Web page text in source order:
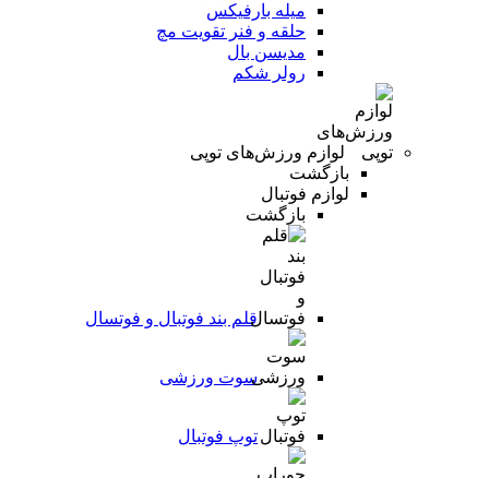
میله بارفیکس
حلقه و فنر تقویت مچ
مدیسن بال
رولر شکم
لوازم ورزش‌های توپی
بازگشت
لوازم فوتبال
بازگشت
قلم بند فوتبال و فوتسال
سوت ورزشی
توپ فوتبال